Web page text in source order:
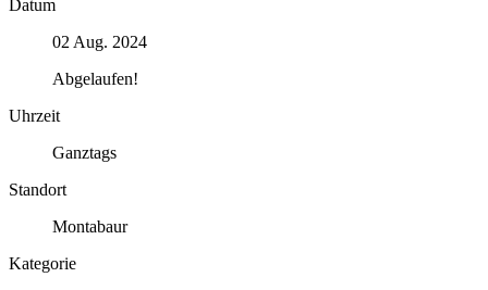
Datum
02 Aug. 2024
Abgelaufen!
Uhrzeit
Ganztags
Standort
Montabaur
Kategorie